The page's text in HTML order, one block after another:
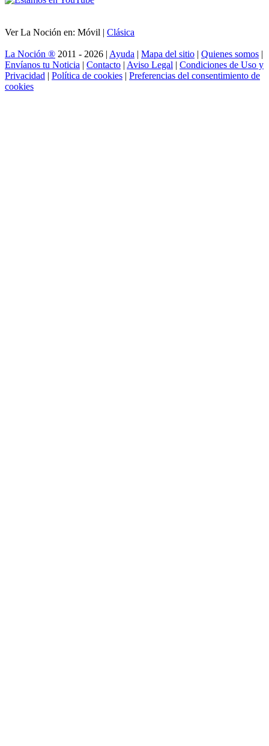
Ver La Noción en: Móvil | Clásica
La Noción ® 2011 - 2026 | Ayuda | Mapa del sitio | Quienes somos |
Envíanos tu Noticia | Contacto | Aviso Legal | Condiciones de Uso y
Privacidad | Política de cookies | Preferencias del consentimiento de
cookies